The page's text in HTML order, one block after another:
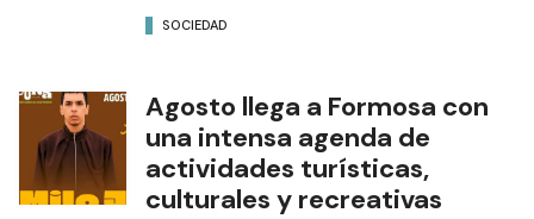
SOCIEDAD
Agosto llega a Formosa con
una intensa agenda de
actividades turísticas,
culturales y recreativas